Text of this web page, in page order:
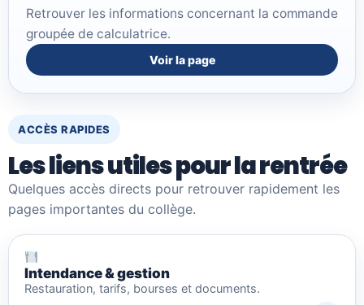
Retrouver les informations concernant la commande
groupée de calculatrice.
Voir la page
ACCÈS RAPIDES
Les liens utiles pour la rentrée
Quelques accès directs pour retrouver rapidement les
pages importantes du collège.
Intendance & gestion
Restauration, tarifs, bourses et documents.